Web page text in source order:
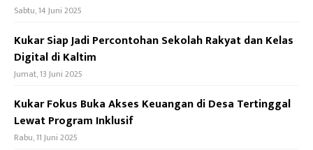
Sabtu, 14 Juni 2025
Kukar Siap Jadi Percontohan Sekolah Rakyat dan Kelas
Digital di Kaltim
Jumat, 13 Juni 2025
Kukar Fokus Buka Akses Keuangan di Desa Tertinggal
Lewat Program Inklusif
Rabu, 11 Juni 2025